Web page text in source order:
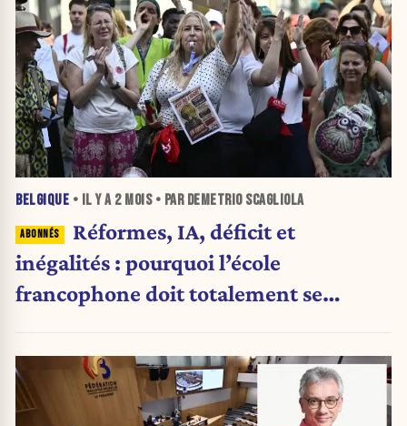
BELGIQUE • IL Y A 2 MOIS• PAR DEMETRIO SCAGLIOLA
Réformes, IA, déficit et
inégalités : pourquoi l’école
francophone doit totalement se